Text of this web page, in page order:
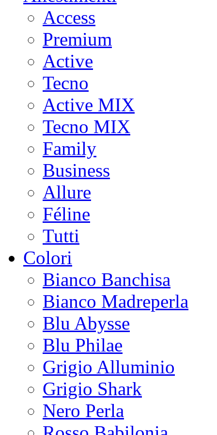
Access
Premium
Active
Tecno
Active MIX
Tecno MIX
Family
Business
Allure
Féline
Tutti
Colori
Bianco Banchisa
Bianco Madreperla
Blu Abysse
Blu Philae
Grigio Alluminio
Grigio Shark
Nero Perla